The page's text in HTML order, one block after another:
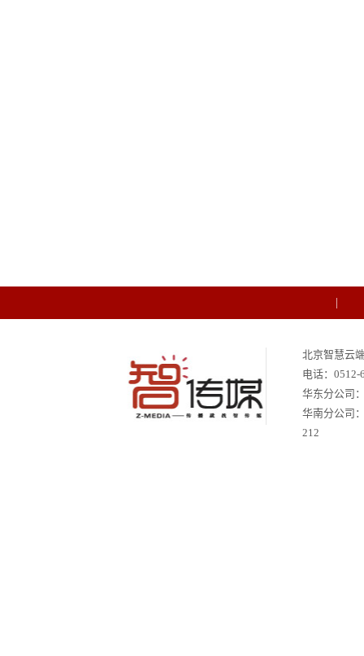
北京智慧云
华东分公司
华南分公司
212
电话： 0512-